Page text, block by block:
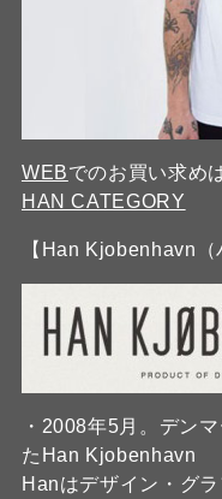
WEBでのお買い求め
HAN CATEGORY
【Han Kjobenhavn（
・2008年5月。デン
たHan Kjobenhavn
Hanはデザイン・グ